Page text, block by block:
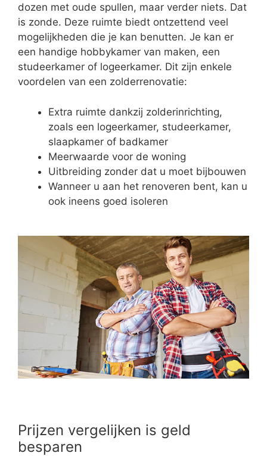
dozen met oude spullen, maar verder niets. Dat
is zonde. Deze ruimte biedt ontzettend veel
mogelijkheden die je kan benutten. Je kan er
een handige hobbykamer van maken, een
studeerkamer of logeerkamer. Dit zijn enkele
voordelen van een zolderrenovatie:
Extra ruimte dankzij zolderinrichting,
zoals een logeerkamer, studeerkamer,
slaapkamer of badkamer
Meerwaarde voor de woning
Uitbreiding zonder dat u moet bijbouwen
Wanneer u aan het renoveren bent, kan u
ook ineens goed isoleren
Prijzen vergelijken is geld
besparen